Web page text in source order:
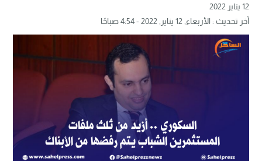
12 يناير 2022
آخر تحديث :الأربعاء, 12 يناير, 2022 - 4:54 صباحًا